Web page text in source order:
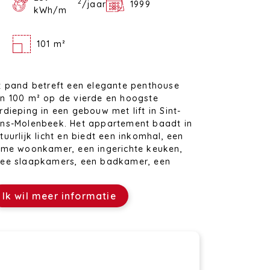
kWh/m
/jaar 1999
101 m²
pand betreft een elegante penthouse
100 m² op de vierde en hoogste
in een gebouw met lift in Sint-
Molenbeek. Het appartement baadt in
licht en biedt een inkomhal, een
woonkamer, een ingerichte keuken,
slaapkamers, een badkamer, een
m² en een groot achterterras van 30 m².
is ook de mogelijkheid om een garage te
Ik wil meer informatie